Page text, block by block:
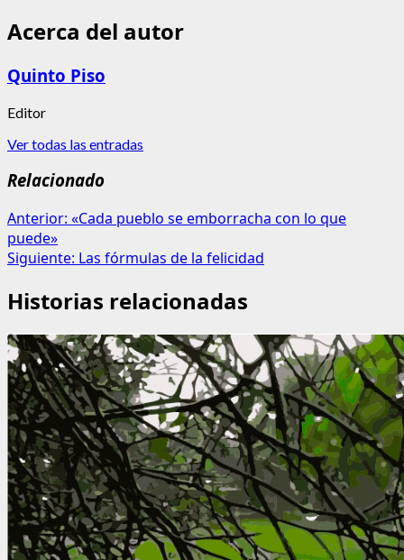
Acerca del autor
Quinto Piso
Editor
Ver todas las entradas
Relacionado
Navegación
de
Anterior: «Cada pueblo se emborracha con lo que
puede»
Siguiente: Las fórmulas de la felicidad
Historias relacionadas